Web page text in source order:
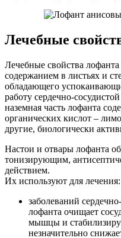
Лечебные
Лечебные свойства
содержанием в листьях и
обладающего
работу сердечно-
наземная часть лофанта
органических кислот –
другие, биологически
Настои и отвары лофанта
тонизирующим,
действием.
Их используют для лечения:
заболеваний
лофанта очищает
мышцы и
незначительно